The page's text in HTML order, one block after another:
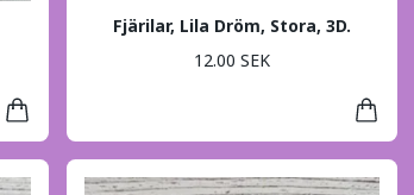
Fjärilar, Lila Dröm, Stora, 3D.
12.00 SEK